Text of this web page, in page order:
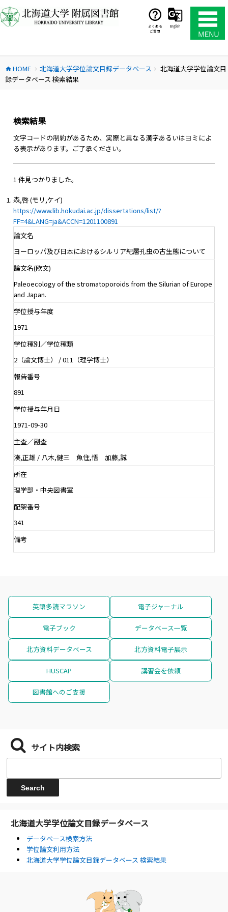
ン
テ
ス
キ
よくある
ご質問
English
home HOME chevron_right 北海道大学学位論文目録データベース chevron_right
北海道大学学位論文目
録データベース 検索結果
検索結果
文字コードの制約があるため、実際と異なる漢字あるいはヨミによ
る表示があります。ご了承ください。
1 件見つかりました。
森,啓 (モリ,ケイ)
https://www.lib.hokudai.ac.jp/dissertations/list/?
FF=4&LANG=ja&ACCN=1201100891
論文名
ヨーロッパ及び日本におけるシルリア紀層孔虫の古生態について
論文名(欧文)
Paleoecology of the stromatoporoids from the Silurian of Europe
and Japan.
学位授与年度
1971
学位種別／学位種類
2（論文博士） / 011（理学博士）
報告番号
891
学位授与年月日
1971-09-30
主査／副査
湊,正雄 / 八木,健三 魚住,悟 加藤,誠
所在
理学部・中央図書室
配架番号
341
備考
英語多読マラソン 電子ジャーナル
電子ブック データベース一覧
北方資料データベース 北方資料電子展示
HUSCAP 講習会を依頼
図書館へのご支援
サイト内検索
北海道大学学位論文目録データベース
データベース検索方法
学位論文利用方法
北海道大学学位論文目録データベース 検索結果